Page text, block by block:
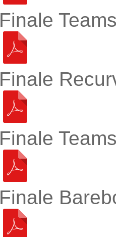
Finale
Finale
Finale
Finale